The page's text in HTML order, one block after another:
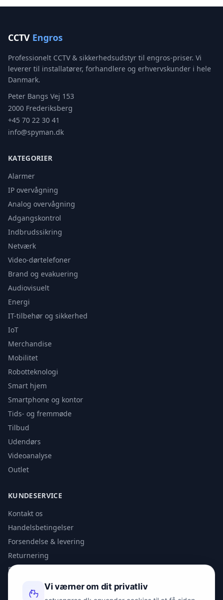
CCTV Engros
Professionelt CCTV & sikkerhedsudstyr til engros-priser. Vi
leverer til installatører, forhandlere og erhvervskunder i hele
Danmark.
Peter Bangs Vej 153
2000 Frederiksberg
+45 70 22 30 41
info@spyman.dk
KATEGORIER
Alarmer
IP overvågning
Analog overvågning
Adgangskontrol
Indbrudssikring
Netværk
Video-dørtelefoner
Brand og evakuering
Audiovisuelt
Energi
IT-tilbehør og sikkerhed
IoT
Merchandise
Mobilitet
Robotteknologi
Smart hjem
Smartphone og kontor
Tids- og fremmøde
Tilbud
Udendørs
Videoanalyse
Outlet
KUNDESERVICE
Kontakt os
Handelsbetingelser
Forsendelse & levering
Returnering
Privatlivspolitik
KONTAKT
Vi værner om dit privatliv